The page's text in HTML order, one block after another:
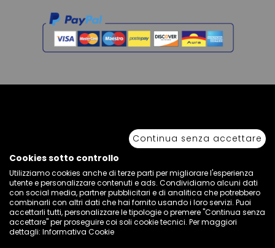
anche parziale.
Via Piave Km 68,600 • 04100 Latina, Italia | P.IVA 01222400598 • N° REA LT -
77855
Continua senza accettare
Cookies sotto controllo
Utilizziamo cookies anche di terze parti per migliorare l'esperienza
utente e personalizzare contenuti e ads. Condividiamo alcuni dati
con social media, partner pubblicitari e di analitica che potrebbero
combinarli con altri dati che hai fornito usando i loro servizi. Puoi
accettarli tutti, personalizzare le tipologie o premere "Continua senza
accettare" per proseguire coi soli cookie tecnici. Per maggiori
dettagli: Informativa Cookie